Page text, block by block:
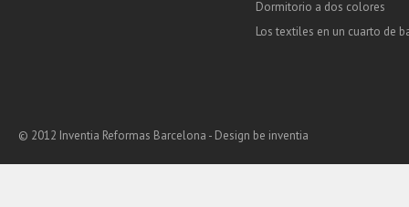
Dormitorio a dos colores
Los textiles en un cuarto de
© 2012 Inventia Reformas Barcelona - Design be inventia